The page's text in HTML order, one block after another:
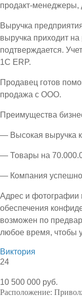
продакт-менеджеры,
Выручка
выручка приходит
подтверждается.
1С ЕRP.
Продавец готов
продажа с ООО.
Преимущества
— Высокая выручка
— Товары на
— Компания успешно
Адрес и фотографии
обеспечения
возможен по
любое время, чтобы
Виктория
24
10 500 000 руб.
Расположение: